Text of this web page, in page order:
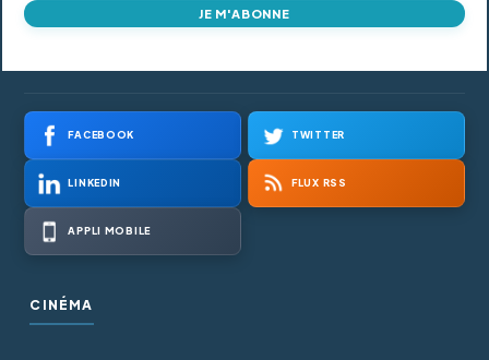
JE M'ABONNE
FACEBOOK TWITTER
LINKEDIN FLUX RSS
APPLI MOBILE
CINÉMA